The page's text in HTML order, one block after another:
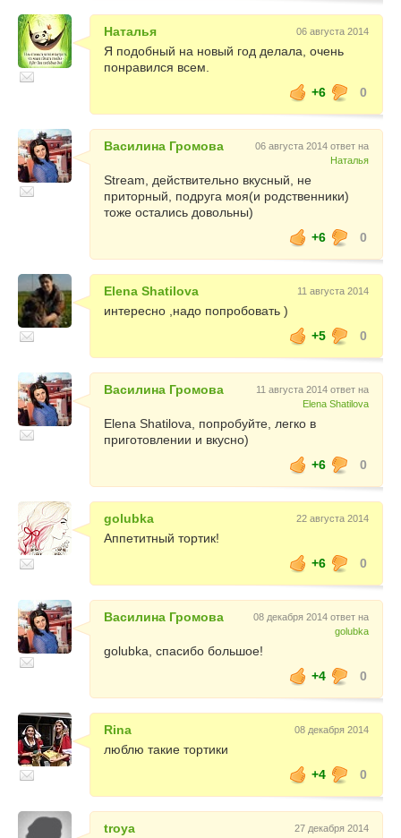
Наталья 06 августа 2014
Я подобный на новый год делала, очень
понравился всем.
+6
0
Василина Громова
06 августа 2014 ответ на
Наталья
Stream, действительно вкусный, не
приторный, подруга моя(и родственники)
тоже остались довольны)
+6
0
Elena Shatilova 11 августа 2014
интересно ,надо попробовать )
+5
0
Василина Громова
11 августа 2014 ответ на
Elena Shatilova
Elena Shatilova, попробуйте, легко в
приготовлении и вкусно)
+6
0
golubka 22 августа 2014
Аппетитный тортик!
+6
0
Василина Громова
08 декабря 2014 ответ на
golubka
golubka, спасибо большое!
+4
0
Rina 08 декабря 2014
люблю такие тортики
+4
0
troya 27 декабря 2014